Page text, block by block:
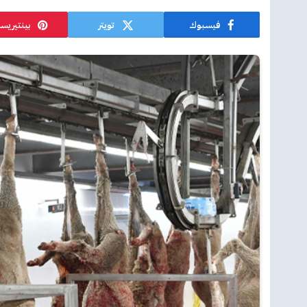
فيسبوك تويتر